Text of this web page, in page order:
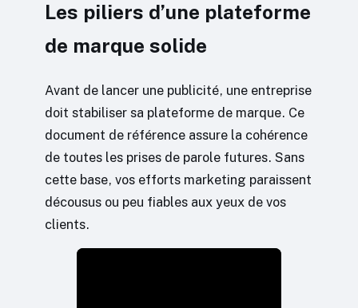
Les piliers d’une plateforme
de marque solide
Avant de lancer une publicité, une entreprise
doit stabiliser sa plateforme de marque. Ce
document de référence assure la cohérence
de toutes les prises de parole futures. Sans
cette base, vos efforts marketing paraissent
décousus ou peu fiables aux yeux de vos
clients.